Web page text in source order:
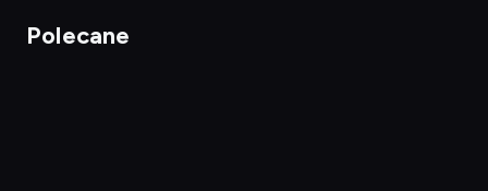
Polecane